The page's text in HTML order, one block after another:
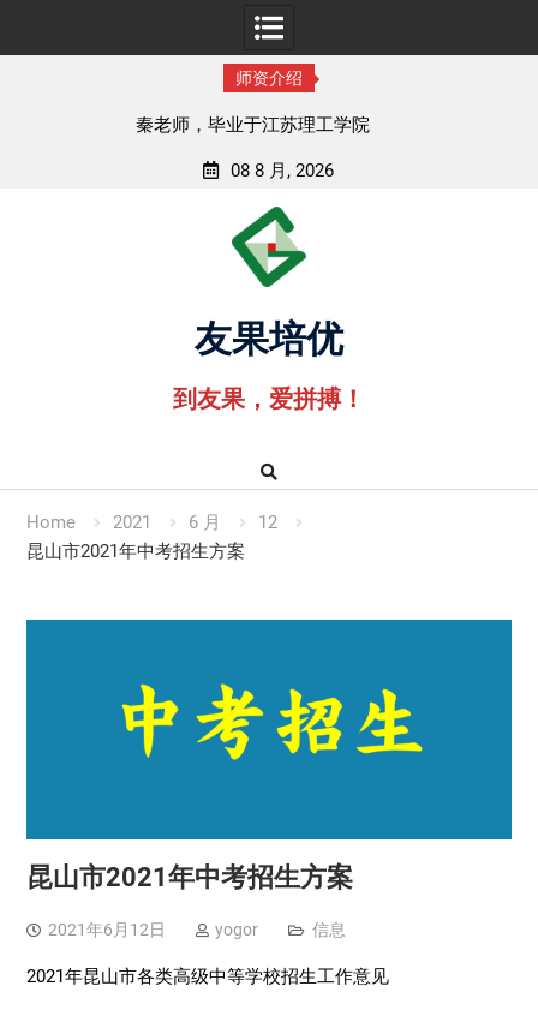
师资介绍
孟老师，毕业于湖北中医药大学
08 8 月, 2026
友果培优
到友果，爱拼搏！
Home 2021 6 月
12
昆山市2021年中考招生方案
昆山市2021年中考招生方案
2021年6月12日 yogor 信息
2021年昆山市各类高级中等学校招生工作意见